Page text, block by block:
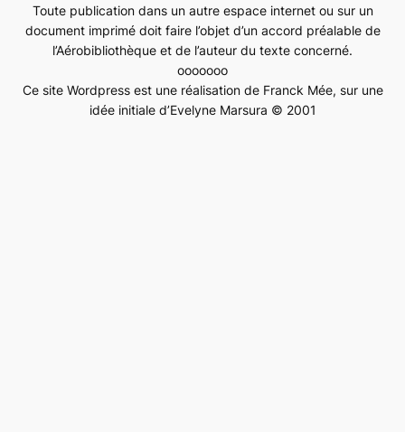
Toute publication dans un autre espace internet ou sur un
document imprimé doit faire l’objet d’un accord préalable de
l’Aérobibliothèque et de l’auteur du texte concerné.
ooooooo
Ce site Wordpress est une réalisation de Franck Mée, sur une
idée initiale d’Evelyne Marsura © 2001